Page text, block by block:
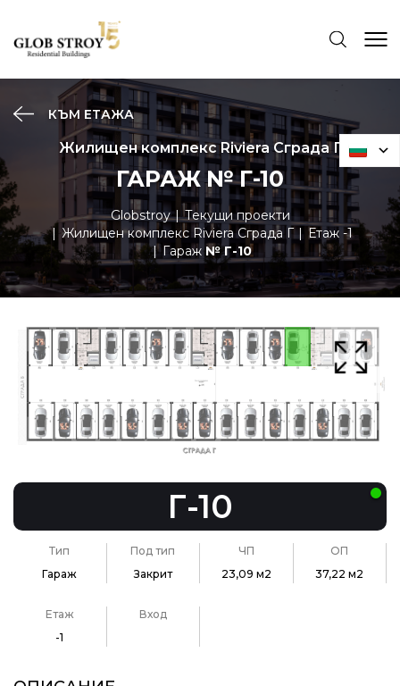
КЪМ ЕТАЖА
Жилищен комплекс Riviera Сграда Г
ГАРАЖ № Г-10
Globstroy
Текущи проекти
Жилищен комплекс Riviera Сграда Г
Етаж -1
Гараж№ Г-10
Г-10
Тип
Гараж
Под тип
Закрит
ЧП
23,09 м2
ОП
37,22 м2
Етаж
-1
Вход